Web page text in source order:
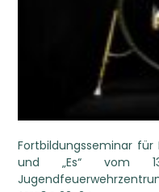
Fortbildungsseminar für
und „Es“ vom